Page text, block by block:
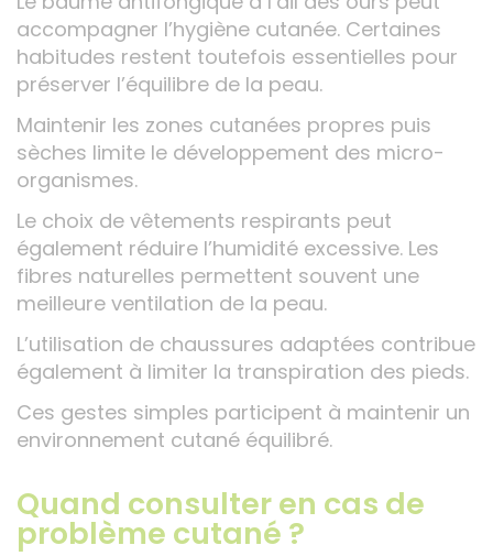
accompagner l’hygiène cutanée. Certaines
habitudes restent toutefois essentielles pour
préserver l’équilibre de la peau.
Maintenir les zones cutanées propres puis
sèches limite le développement des micro-
organismes.
Le choix de vêtements respirants peut
également réduire l’humidité excessive. Les
fibres naturelles permettent souvent une
meilleure ventilation de la peau.
L’utilisation de chaussures adaptées contribue
également à limiter la transpiration des pieds.
Ces gestes simples participent à maintenir un
environnement cutané équilibré.
Quand consulter en cas de
problème cutané ?